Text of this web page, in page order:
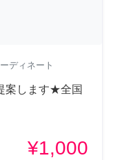
ディネート
案します★全国
¥1,000